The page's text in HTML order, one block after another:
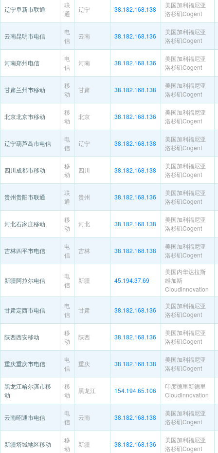
辽宁阜新市联通
联
通
辽宁 38.182.168.138
美国加利福尼亚
洛杉矶Cogent
云南昆明市电信
电
信
云南 38.182.168.136
美国加利福尼亚
洛杉矶Cogent
河南郑州电信
电
信
河南 38.182.168.136
美国加利福尼亚
洛杉矶Cogent
甘肃兰州市移动
移
动
甘肃 38.182.168.138
美国加利福尼亚
洛杉矶Cogent
北京北京市移动
移
动
北京 38.182.168.136
美国加利福尼亚
洛杉矶Cogent
辽宁葫芦岛市电信
电
信
辽宁 38.182.168.138
美国加利福尼亚
洛杉矶Cogent
四川成都市移动
移
动
四川 38.182.168.138
美国加利福尼亚
洛杉矶Cogent
贵州贵阳市联通
联
通
贵州 38.182.168.136
美国加利福尼亚
洛杉矶Cogent
河北石家庄移动
移
动
河北 38.182.168.138
美国加利福尼亚
洛杉矶Cogent
吉林四平市电信
电
信
吉林 38.182.168.138
美国加利福尼亚
洛杉矶Cogent
新疆阿拉尔电信
电
信
新疆 45.194.37.69
美国内华达拉斯
维加斯
Cloudinnovation
甘肃定西市电信
电
信
甘肃 38.182.168.136
美国加利福尼亚
洛杉矶Cogent
陕西西安移动
移
动
陕西 38.182.168.136
美国加利福尼亚
洛杉矶Cogent
重庆重庆市电信
电
信
重庆 38.182.168.138
美国加利福尼亚
洛杉矶Cogent
黑龙江哈尔滨市移
动
移
动
黑龙江 154.194.65.106
印度德里新德里
Cloudinnovation
云南昭通市电信
电
信
云南 38.182.168.138
美国加利福尼亚
洛杉矶Cogent
新疆塔城地区移动
移
动
新疆 38.182.168.136
美国加利福尼亚
洛杉矶Cogent